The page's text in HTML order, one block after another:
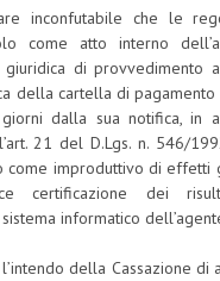
CITTÀ
D’IMPRESA
LAVORO
WEB
inconfutabile che le
come atto interno
giuridica di provvedimento
della cartella di
giorni dalla sua notifica, in
21 del D.Lgs. n. 546/
come improduttivo di effetti
certificazione dei
informatico
della Cassazione di